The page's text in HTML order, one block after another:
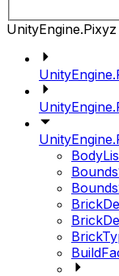
UnityEngine.Pixyz